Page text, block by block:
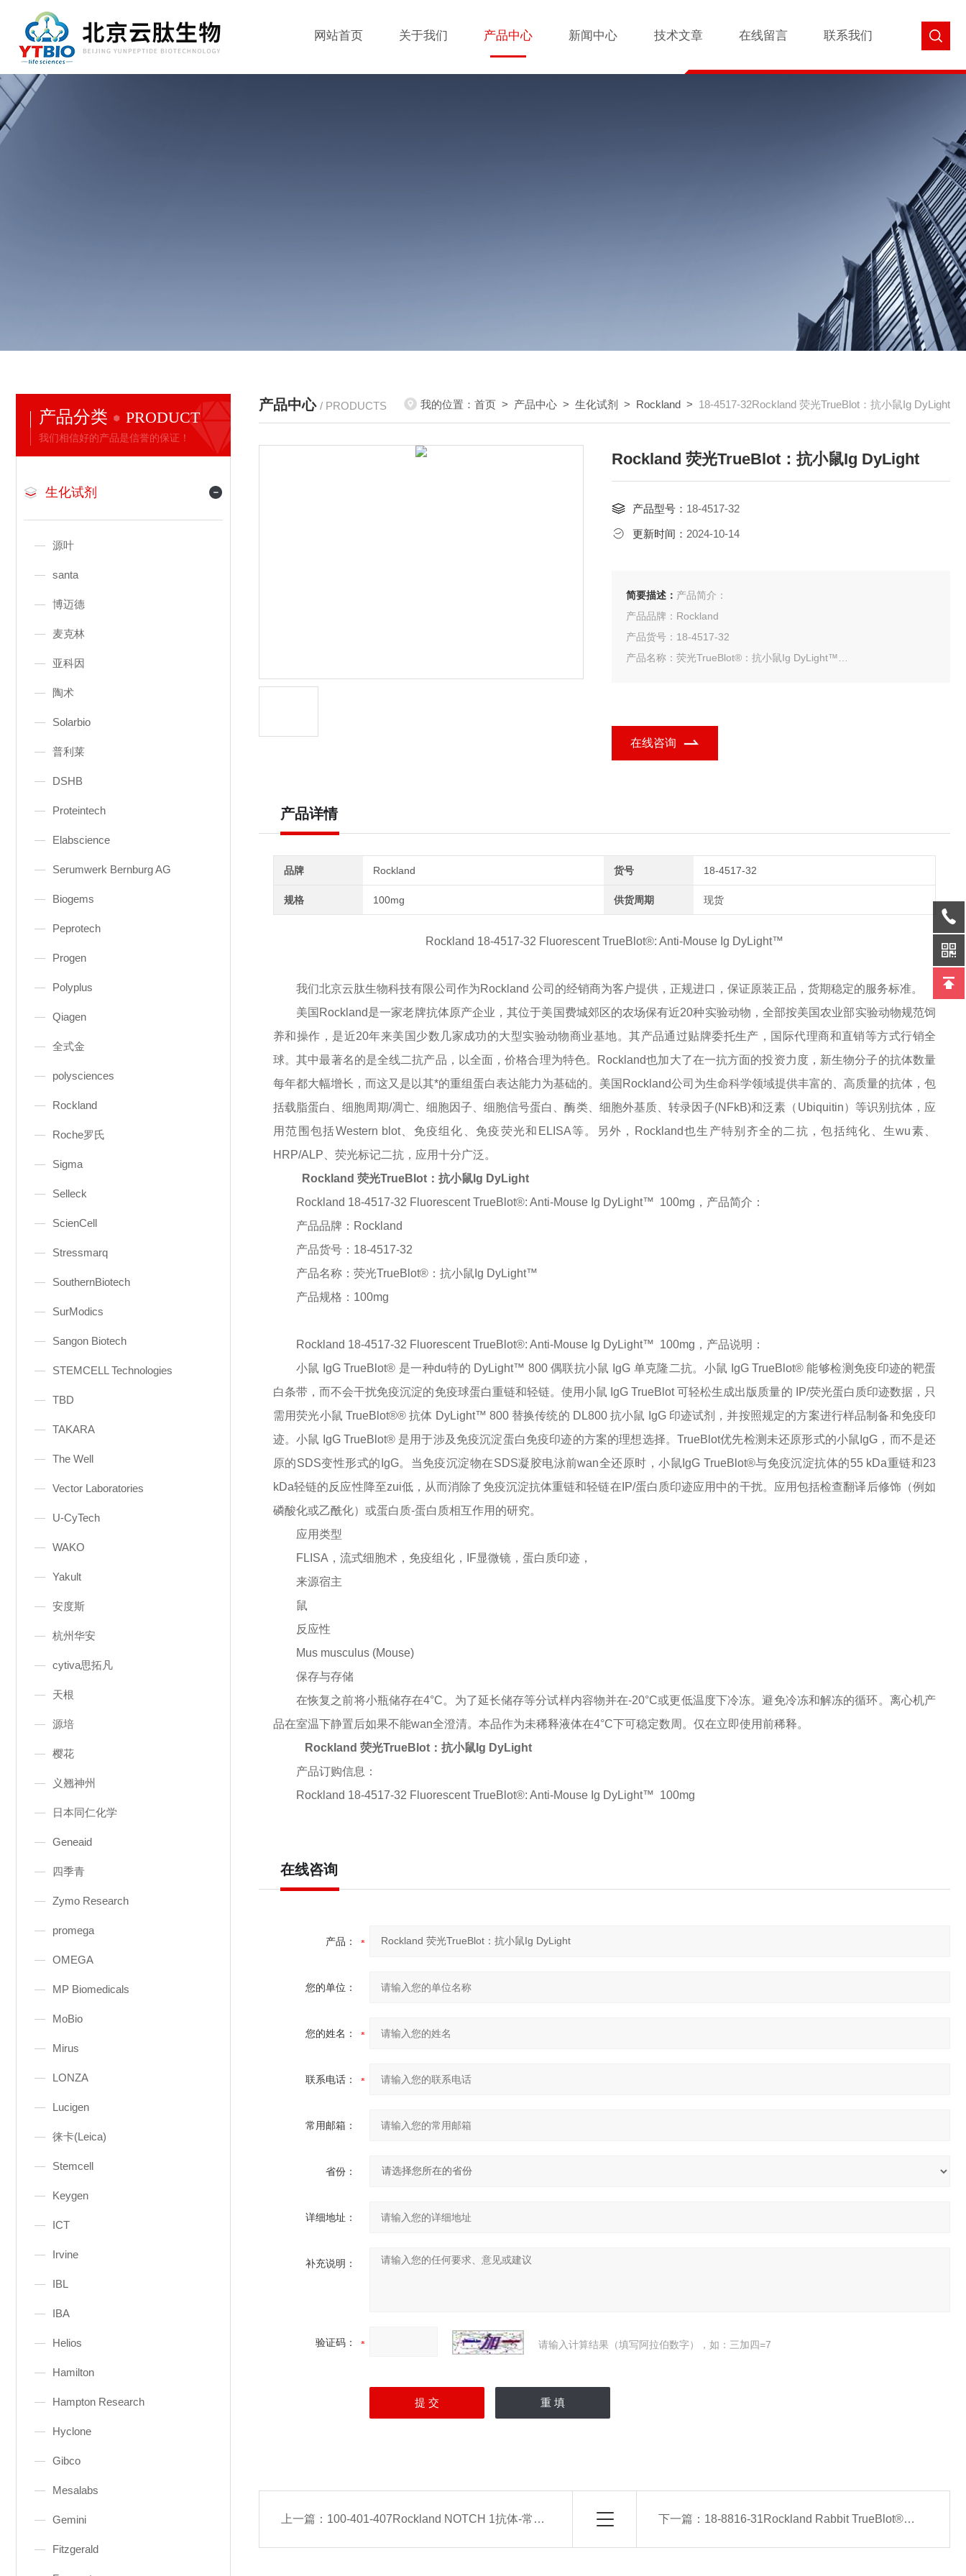
网站首页 关于我们 产品中心 新闻中心 技术文章 在线留言 联系我们
产品分类 PRODUCT
我们相信好的产品是信誉的保证！
生化试剂
源叶
santa
博迈德
麦克林
亚科因
陶术
Solarbio
普利莱
DSHB
Proteintech
Elabscience
Serumwerk Bernburg AG
Biogems
Peprotech
Progen
Polyplus
Qiagen
全式金
polysciences
Rockland
Roche罗氏
Sigma
Selleck
ScienCell
Stressmarq
SouthernBiotech
SurModics
Sangon Biotech
STEMCELL Technologies
TBD
TAKARA
The Well
Vector Laboratories
U-CyTech
WAKO
Yakult
安度斯
杭州华安
cytiva思拓凡
天根
源培
樱花
义翘神州
日本同仁化学
Geneaid
四季青
Zymo Research
promega
OMEGA
MP Biomedicals
MoBio
Mirus
LONZA
Lucigen
徕卡(Leica)
Stemcell
Keygen
ICT
Irvine
IBL
IBA
Helios
Hamilton
Hampton Research
Hyclone
Gibco
Mesalabs
Gemini
Fitzgerald
产品中心 / PRODUCTS 我的位置： 首页 > 产品中心 > 生化试剂 > Rockland > 18-4517-32Rockland 荧光TrueBlot：抗小鼠Ig DyLight
Rockland 荧光TrueBlot：抗小鼠Ig DyLight
产品型号： 18-4517-32
更新时间： 2024-10-14
简要描述： 产品简介：
产品品牌：Rockland
产品货号：18-4517-32
产品名称：荧光TrueBlot®：抗小鼠Ig DyLight™
在线咨询
产品详情
品牌 Rockland 货号 18-4517-32
规格 100mg 供货周期 现货
Rockland 18-4517-32 Fluorescent TrueBlot®: Anti-Mouse Ig DyLight™
我们北京云肽生物科技有限公司作为Rockland 公司的经销商为客户提供，正规进口，保证原装正品，货期稳定的服务标准。
美国 Rockland是一家老牌抗体原产企业，其位于美国费城郊区的农场保有近20种实验动物，全部按美国农业部实验动物规范饲
养和操作，是近20年来美国少数几家成功的大型实验动物商业基地。其产品通过贴牌委托生产，国际代理商和直销等方式行销全
球。其中最著名的是全线二抗产品，以全面，价格合理为特色。Rockland也加大了在一抗方面的投资力度，新生物分子的抗体数量
每年都大幅增长，而这又是以其*的重组蛋白表达能力为基础的。美国Rockland公司为生命科学领域提供丰富的、高质量的抗体，包
括载脂蛋白、细胞周期/凋亡、细胞因子、细胞信号蛋白、酶类、细胞外基质、转录因子(NFkB)和泛素（Ubiquitin）等识别抗体，应
用范围包括Western blot、免疫组化、免疫荧光和ELISA等。另外，Rockland也生产特别齐全的二抗，包括纯化、生wu素、
HRP/ALP、荧光标记二抗，应用十分广泛。
Rockland 荧光TrueBlot：抗小鼠Ig DyLight
Rockland 18-4517-32 Fluorescent TrueBlot®: Anti-Mouse Ig DyLight™ 100mg ， 产品简介：
产品品牌： Rockland
产品货号： 18-4517-32
产品名称：荧光TrueBlot®：抗小鼠Ig DyLight™
产品规格： 100mg
Rockland 18-4517-32 Fluorescent TrueBlot®: Anti-Mouse Ig DyLight™ 100mg ， 产品说明 ：
小鼠 IgG TrueBlot® 是一种du特的 DyLight™ 800 偶联抗小鼠 IgG 单克隆二抗。小鼠 IgG TrueBlot® 能够检测免疫印迹的靶蛋
白条带，而不会干扰免疫沉淀的免疫球蛋白重链和轻链。使用小鼠 IgG TrueBlot 可轻松生成出版质量的 IP/荧光蛋白质印迹数据，只
需用荧光小鼠 TrueBlot®® 抗体 DyLight™ 800 替换传统的 DL800 抗小鼠 IgG 印迹试剂，并按照规定的方案进行样品制备和免疫印
迹。小鼠 IgG TrueBlot® 是用于涉及免疫沉淀蛋白免疫印迹的方案的理想选择。TrueBlot优先检测未还原形式的小鼠IgG，而不是还
原的SDS变性形式的IgG。当免疫沉淀物在SDS凝胶电泳前wan全还原时，小鼠IgG TrueBlot®与免疫沉淀抗体的55 kDa重链和23
kDa轻链的反应性降至zui低，从而消除了免疫沉淀抗体重链和轻链在IP/蛋白质印迹应用中的干扰。应用包括检查翻译后修饰（例如
磷酸化或乙酰化）或蛋白质-蛋白质相互作用的研究。
应用类型
FLISA，流式细胞术，免疫组化，IF显微镜，蛋白质印迹，
来源宿主
鼠
反应性
Mus musculus (Mouse)
保存与存储
在恢复之前将小瓶储存在4°C。为了延长储存等分试样内容物并在-20°C或更低温度下冷冻。避免冷冻和解冻的循环。离心机产
品在室温下静置后如果不能wan全澄清。本品作为未稀释液体在4°C下可稳定数周。仅在立即使用前稀释。
Rockland 荧光TrueBlot：抗小鼠Ig DyLight
产品订购信息：
Rockland 18-4517-32 Fluorescent TrueBlot®: Anti-Mouse Ig DyLight™ 100mg
在线咨询
产品：
您的单位：
您的姓名：
联系电话：
常用邮箱：
省份：
详细地址：
补充说明：
验证码： 请输入计算结果（填写阿拉伯数字），如：三加四=7
上一篇： 100-401-407Rockland NOTCH 1抗体-常备现货 下一篇： 18-8816-31Rockland Rabbit TrueBlot®：抗兔IgG HRP